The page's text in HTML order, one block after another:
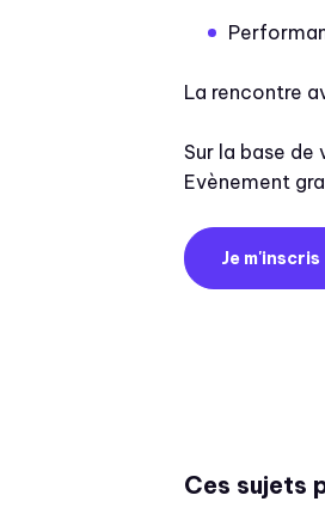
La rencontre
Sur la base
Evènement
Je m'inscris
Ces sujets